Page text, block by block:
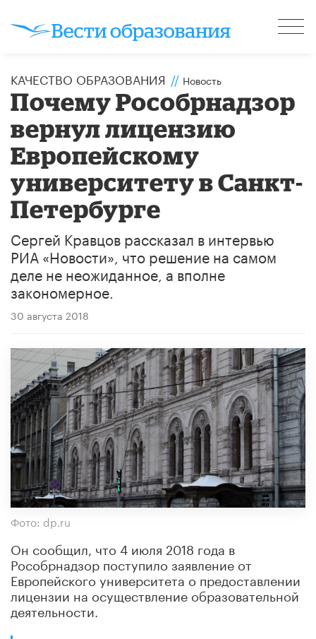
КАЧЕСТВО ОБРАЗОВАНИЯ // Новость
Почему Рособрнадзор
вернул лицензию
Европейскому
университету в Санкт-
Петербурге
Сергей Кравцов рассказал в интервью
РИА «Новости», что решение на самом
деле не неожиданное, а вполне
закономерное.
30 августа 2018
Фото: dp.ru
Он сообщил, что 4 июля 2018 года в
Рособрнадзор поступило заявление от
Европейского университета о предоставлении
лицензии на осуществление образовательной
деятельности.